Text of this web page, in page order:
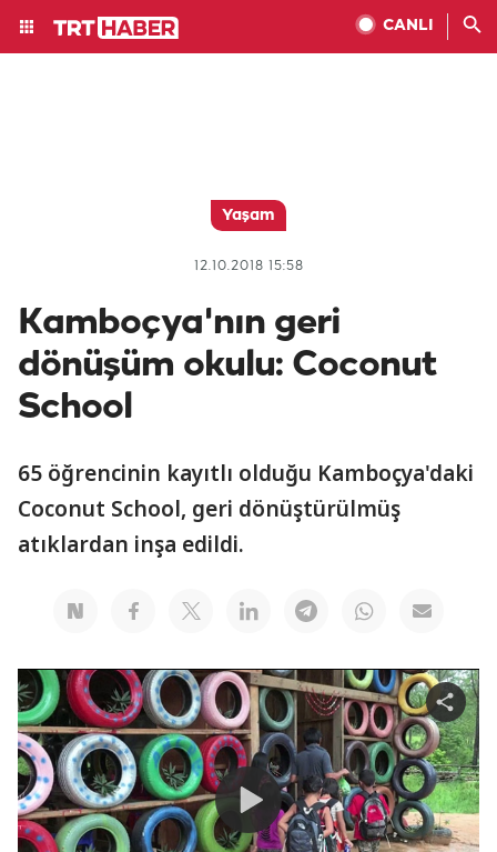
CANLI
Yaşam
12.10.2018 15:58
Kamboçya'nın geri
dönüşüm okulu: Coconut
School
65 öğrencinin kayıtlı olduğu Kamboçya'daki
Coconut School, geri dönüştürülmüş
atıklardan inşa edildi.
P
S
h
a
r
e
v
i
e
o